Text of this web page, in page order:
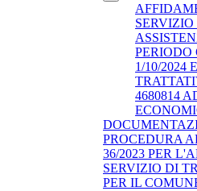
PERIODO
1/10/2024
4680814
PROCEDURA
36/2023 PER
SERVIZIO DI
PER IL